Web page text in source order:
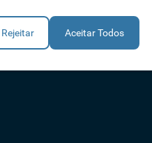
Rejeitar Aceitar Todos